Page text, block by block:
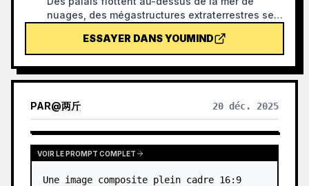
nuages, des mégastructures extraterrestres se
stèles au rendu gravé percent le ciel étoilé —
des bâtiments si grands qu'ils ne tiennent pas
dans le cadre, des personnages si petits qu'on
les cherche longtemps. Xianxia, science-fiction,
sont possibles, il suffit de donner une ambiance.
d'écran et les illustrations conceptuelles.
ESSAYER DANS YOUMIND
PAR@两斤 20 déc. 2025
VOIR LE PROMPT COMPLET
Une image composite plein cadre 16:9